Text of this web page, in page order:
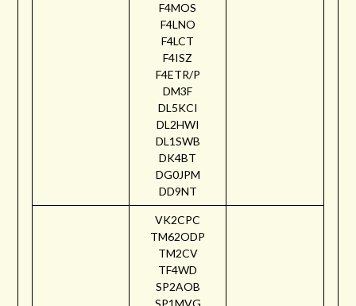
F4MOS
F4LNO
F4LCT
F4ISZ
F4ETR/P
DM3F
DL5KCI
DL2HWI
DL1SWB
DK4BT
DG0JPM
DD9NT
VK2CPC
TM62ODP
TM2CV
TF4WD
SP2AOB